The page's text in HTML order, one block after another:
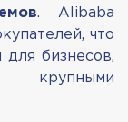
. Alibaba
что
бизнесов,
крупными